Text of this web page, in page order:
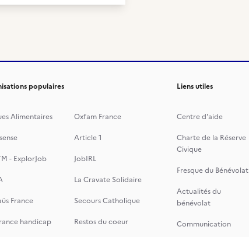
populaires
Alimentaires
Oxfam France
Article 1
- ExplorJob
JobIRL
La Cravate Solidaire
France
Secours Catholique
handicap
Restos du coeur
Liens utiles
Centre d'aide
Charte de la Réserve
Civique
Fresque du Bénévolat
Actualités du
bénévolat
Communication